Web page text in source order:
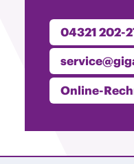
04321 202-
Online-